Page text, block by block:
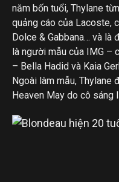
năm bốn tuổi, Thylane
quảng cáo của Lacoste,
Dolce & Gabbana… và là
là người mẫu của IMG –
– Bella Hadid và Kaia
Ngoài làm mẫu, Thylane
Heaven May do cô sáng